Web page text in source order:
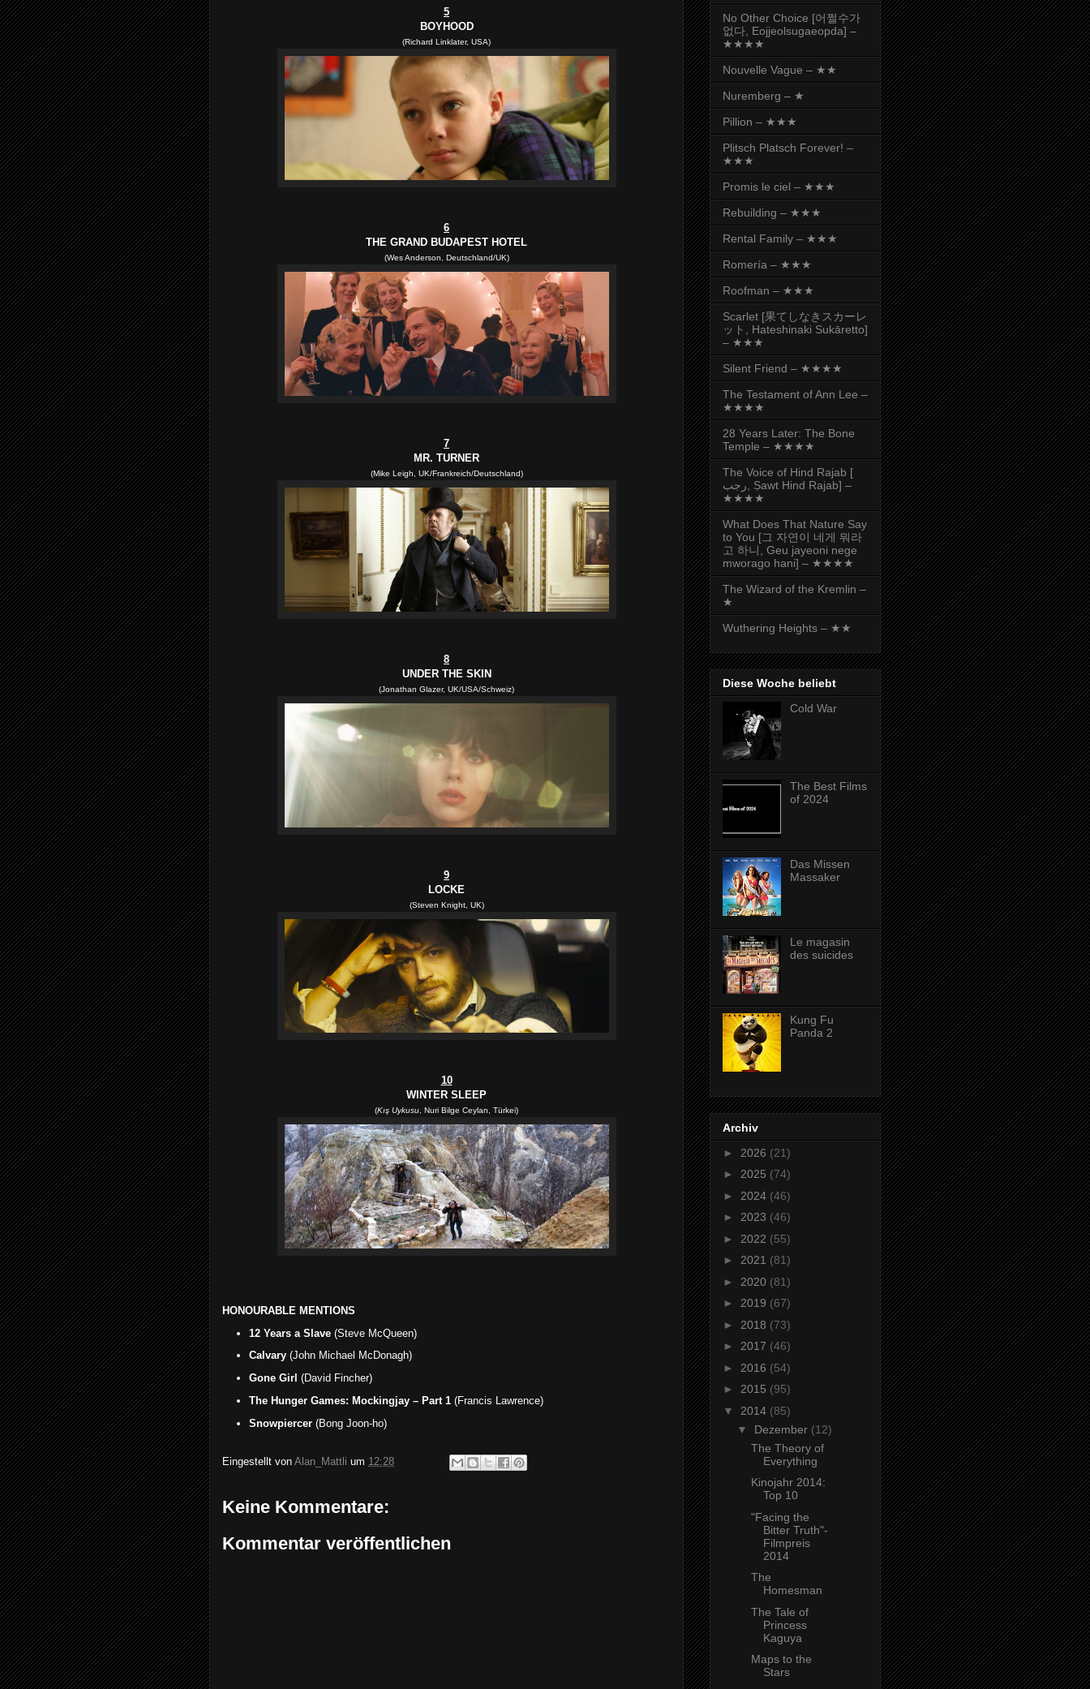
5
BOYHOOD
(Richard Linklater, USA)
6
THE GRAND BUDAPEST HOTEL
(Wes Anderson, Deutschland/UK)
7
MR. TURNER
(Mike Leigh, UK/Frankreich/Deutschland)
8
UNDER THE SKIN
(Jonathan Glazer, UK/USA/Schweiz)
9
LOCKE
(Steven Knight, UK)
10
WINTER SLEEP
(Kış Uykusu Nuri Bilge Ceylan, Türkei)
HONOURABLE MENTIONS
12 Years a Slave (Steve McQueen)
Calvary (John Michael McDonagh)
Gone Girl (David Fincher)
The Hunger Games: Mockingjay – Part 1 (Francis Lawrence)
Snowpiercer (Bong Joon-ho)
Eingestellt von Alan_Mattli um 12:28
Keine Kommentare:
Kommentar veröffentlichen
No Other Choice [어쩔수가
없다, Eojjeolsugaeopda] –
★★★★
Nouvelle Vague – ★★
Nuremberg – ★
Pillion – ★★★
Plitsch Platsch Forever! –
★★★
Promis le ciel – ★★★
Rebuilding – ★★★
Rental Family – ★★★
Romería – ★★★
Roofman – ★★★
Scarlet [果てしなきスカーレ
ット, Hateshinaki Sukāretto]
– ★★★
Silent Friend – ★★★★
The Testament of Ann Lee –
★★★★
28 Years Later: The Bone
Temple – ★★★★
The Voice of Hind Rajab [
رجب, Ṣawt Hind Rajab] –
★★★★
What Does That Nature Say
to You [그 자연이 네게 뭐라
고 하니, Geu jayeoni nege
mworago hani] – ★★★★
The Wizard of the Kremlin –
★
Wuthering Heights – ★★
Diese Woche beliebt
Cold War
The Best Films
of 2024
Das Missen
Massaker
Le magasin
des suicides
Kung Fu
Panda 2
Archiv
► 2026 (21)
► 2025 (74)
► 2024 (46)
► 2023 (46)
► 2022 (55)
► 2021 (81)
► 2020 (81)
► 2019 (67)
► 2018 (73)
► 2017 (46)
► 2016 (54)
► 2015 (95)
▼ 2014 (85)
▼ Dezember (12)
The Theory of
Everything
Kinojahr 2014:
Top 10
"Facing the
Bitter Truth"-
Filmpreis
2014
The
Homesman
The Tale of
Princess
Kaguya
Maps to the
Stars